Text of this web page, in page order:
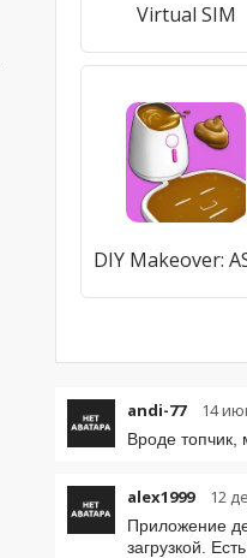
Virtual SIM
andi-77 14
Вроде топчик,
alex1999 12
Приложение
загрузкой.